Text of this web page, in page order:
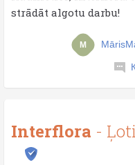
strādāt algotu darbu!
M
Interflora -